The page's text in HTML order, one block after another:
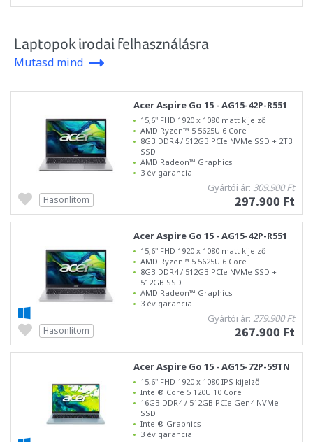
Laptopok irodai felhasználásra
Mutasd mind
Acer Aspire Go 15 - AG15-42P-R551
15,6" FHD 1920 x 1080 matt kijelző
AMD Ryzen™ 5 5625U 6 Core
8GB DDR4 / 512GB PCIe NVMe SSD + 2TB
SSD
AMD Radeon™ Graphics
3 év garancia
Gyártói ár: 309.900 Ft
297.900 Ft
Hasonlítom
Acer Aspire Go 15 - AG15-42P-R551
15,6" FHD 1920 x 1080 matt kijelző
AMD Ryzen™ 5 5625U 6 Core
8GB DDR4 / 512GB PCIe NVMe SSD +
512GB SSD
AMD Radeon™ Graphics
3 év garancia
Gyártói ár: 279.900 Ft
267.900 Ft
Hasonlítom
Acer Aspire Go 15 - AG15-72P-59TN
15,6" FHD 1920 x 1080 IPS kijelző
Intel® Core 5 120U 10 Core
16GB DDR4 / 512GB PCIe Gen4 NVMe
SSD
Intel® Graphics
3 év garancia